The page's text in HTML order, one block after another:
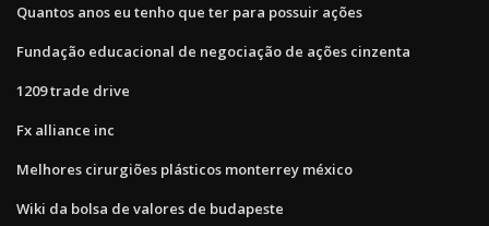
Quantos anos eu tenho que ter para possuir ações
Fundação educacional de negociação de ações cinzenta
1209 trade drive
Fx alliance inc
Melhores cirurgiões plásticos monterrey méxico
Wiki da bolsa de valores de budapeste